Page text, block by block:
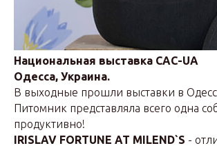
Национальная выставка CAC-UA
Одесса, Украина.
В выходные прошли выставки в
Питомник представляла всего одна
продуктивно!
IRISLAV FORTUNE AT MILEND`S -